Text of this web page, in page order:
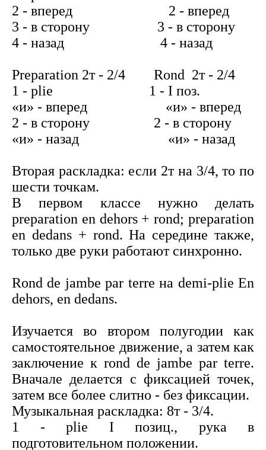
2 - вперед 2 - вперед
3 - в сторону 3 - в сторону
4 - назад 4 - назад
Preparation 2т - 2/4 Rond 2т - 2/4
1 - plie 1 - I поз.
«и» - вперед «и» - вперед
2 - в сторону 2 - в сторону
«и» - назад «и» - назад
Вторая раскладка: если 2т на 3/4, то по
шести точкам.
В первом классе нужно делать
preparation en dehors + rond; preparation
en dedans + rond. На середине также,
только две руки работают синхронно.
Rond de jambe par terre на demi-plie En
dehors, en dedans.
Изучается во втором полугодии как
самостоятельное движение, а затем как
заключение к rond de jambe par terre.
Вначале делается с фиксацией точек,
затем все более слитно - без фиксации.
Музыкальная раскладка: 8т - 3/4.
1 - plie I позиц., рука в
подготовительном положении.